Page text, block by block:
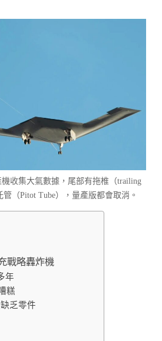
收集大氣數據，尾部有拖椎（trailing
（Pitot Tube），量產版都會取消。
戰略轟炸機
年
糕
乏零件